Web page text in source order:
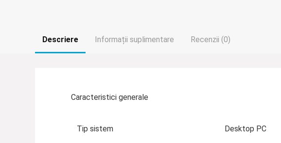
Descriere Informații suplimentare Recenzii (0)
Caracteristici generale
Tip sistem Desktop PC